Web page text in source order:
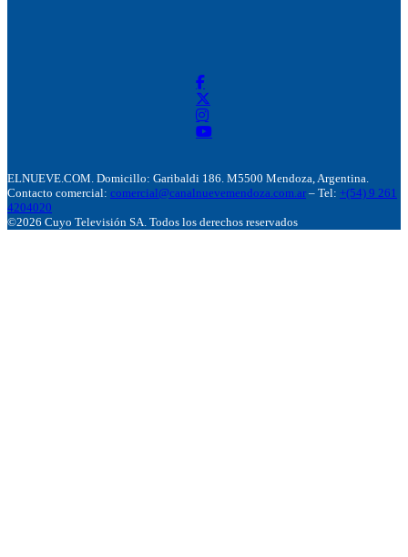
ELNUEVE.COM. Domicillo: Garibaldi 186. M5500 Mendoza, Argentina.
Contacto comercial: comercial@canalnuevemendoza.com.ar – Tel: +(54) 9 261
4204020
©2026 Cuyo Televisión SA. Todos los derechos reservados